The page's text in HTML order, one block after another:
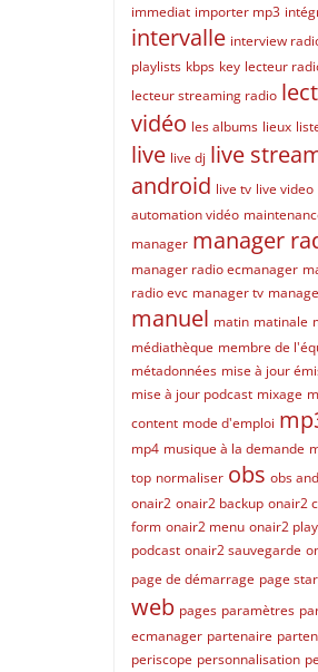
immediat importer mp3
intervalle interview
playlists kbps key lecteur
lecteur streaming radio
vidéo les albums lieux
live live dj live
android live tv live video
automation vidéo
manager manager
manager radio ecmanager
radio evc manager tv
manuel matin matinale
médiathèque membre de
métadonnées mise à jour
mise à jour podcast mixage
content mode d'emploi
mp4 musique à la demande
top normaliser obs obs
onair2 onair2 backup onair2
form onair2 menu onair2
podcast onair2 sauvegarde
page de démarrage page
web pages paramètres
ecmanager partenaire
periscope personnalisation